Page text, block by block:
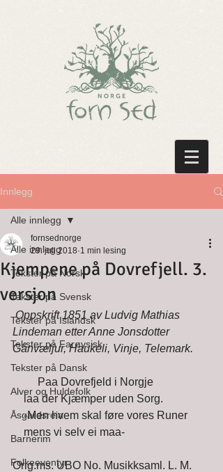
Innlegg
Alle innlegg
Tekster på Norsk
Tekster på Svensk
Tekster på Islandsk
Tekster på Farøysisk
Tekster på Dansk
Alver og Huldefolk
Åsgardsreia
Barnerim
Folkeeventyr
Alle innlegg
Kjempene på Dovrefjell. 3.
versjon
fornsednorge
29. juli 2018 1 min lesing
Oppskrift 1851 av Ludvig Mathias
Lindeman etter Anne Jonsdotter
Gånvæljur, Haukeli, Vinje, Telemark.
         Paa Dovrefjeld i Norgje
    laa der Kjæmper uden Sorg.
    -Men hvem skal føre vores Runer
    mens vi selv ei maa-
Orig.ms. UBO No. Musikksaml. L. M.